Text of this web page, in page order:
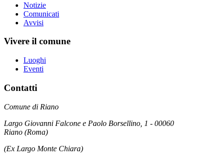
Notizie
Comunicati
Avvisi
Vivere il comune
Luoghi
Eventi
Contatti
Comune di Riano
Largo Giovanni Falcone e Paolo Borsellino, 1 - 00060
Riano (Roma)
(Ex Largo Monte Chiara)